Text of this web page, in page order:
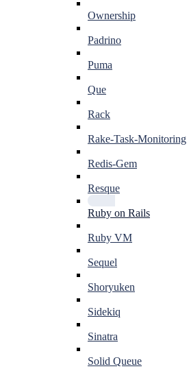
Ownership
Padrino
Puma
Que
Rack
Rake-Task-Monitoring
Redis-Gem
Resque
Ruby on Rails
Ruby VM
Sequel
Shoryuken
Sidekiq
Sinatra
Solid Queue